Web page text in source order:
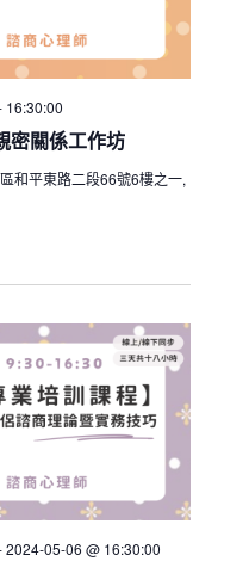
密關係工作坊
16:30:00
和平東路二段66號6樓之一,
2024-05-06 @ 16:30:00